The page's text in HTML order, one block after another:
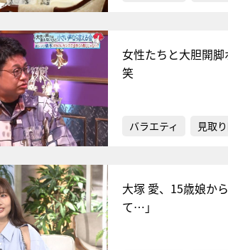
女性たちと大胆開
笑
バラエティ 見取
大塚 愛、15歳娘か
て…」